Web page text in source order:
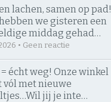
lachen, samen op pad!
we gisteren een
middag gehad…
• Geen reactie
écht weg! Onze winkel
vól met nieuwe
​Wil jij je inte…